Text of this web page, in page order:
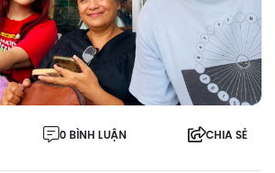
0 BÌNH LUẬN CHIA SẺ